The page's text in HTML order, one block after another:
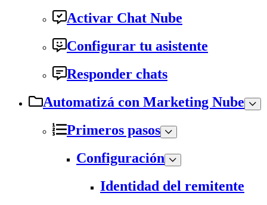
Activar Chat Nube
Configurar tu asistente
Responder chats
Automatizá con Marketing Nube
Primeros pasos
Configuración
Identidad del remitente